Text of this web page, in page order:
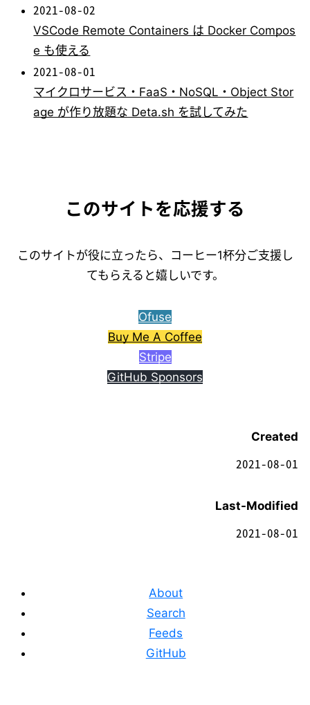
2021-08-02
VSCode Remote Containers は Docker Compos
e も使える
2021-08-01
マイクロサービス・FaaS・NoSQL・Object Stor
age が作り放題な Deta.sh を試してみた
このサイトを応援する
このサイトが役に立ったら、コーヒー1杯分ご支援し
てもらえると嬉しいです。
Ofuse
Buy Me A Coffee
Stripe
GitHub Sponsors
Created
2021-08-01
Last-Modified
2021-08-01
About
Search
Feeds
GitHub